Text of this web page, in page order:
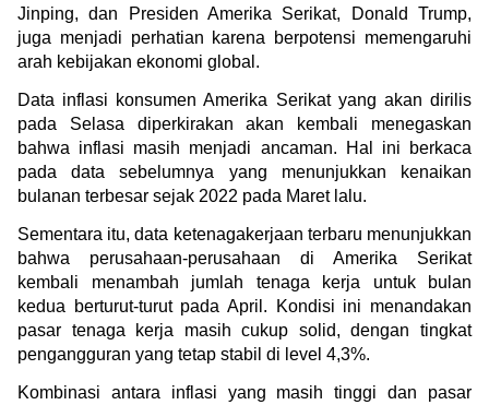
Jinping, dan Presiden Amerika Serikat, Donald Trump,
juga menjadi perhatian karena berpotensi memengaruhi
arah kebijakan ekonomi global.
Data inflasi konsumen Amerika Serikat yang akan dirilis
pada Selasa diperkirakan akan kembali menegaskan
bahwa inflasi masih menjadi ancaman. Hal ini berkaca
pada data sebelumnya yang menunjukkan kenaikan
bulanan terbesar sejak 2022 pada Maret lalu.
Sementara itu, data ketenagakerjaan terbaru menunjukkan
bahwa perusahaan-perusahaan di Amerika Serikat
kembali menambah jumlah tenaga kerja untuk bulan
kedua berturut-turut pada April. Kondisi ini menandakan
pasar tenaga kerja masih cukup solid, dengan tingkat
pengangguran yang tetap stabil di level 4,3%.
Kombinasi antara inflasi yang masih tinggi dan pasar